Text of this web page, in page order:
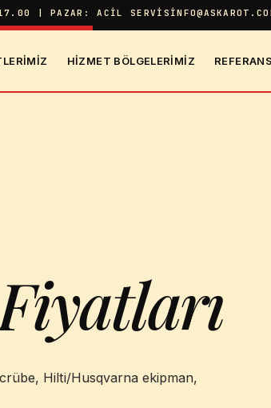
| PAZAR: ACIL SERVIS
HIZMET BÖLGELERIMIZ
Hilti/Husqvarna ekipman,